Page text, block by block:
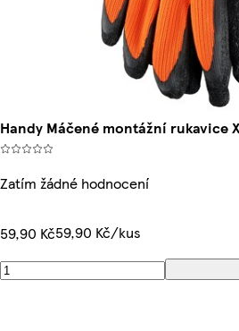
Handy Máčené montážní rukavice
Zatím žádné hodnocení
59,90 Kč59,90 Kč/kus